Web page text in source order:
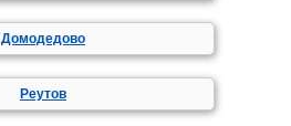
Домодедово
Реутов